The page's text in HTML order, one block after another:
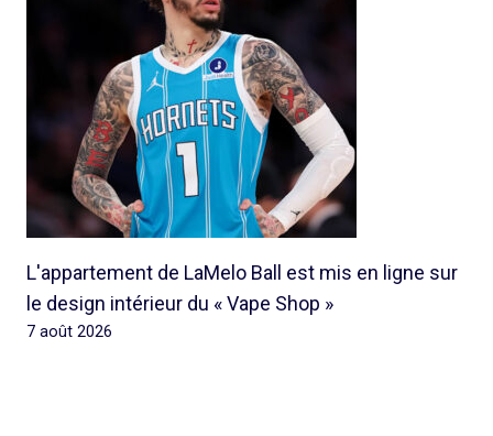
L'appartement de LaMelo Ball est mis en ligne sur
le design intérieur du « Vape Shop »
7 août 2026